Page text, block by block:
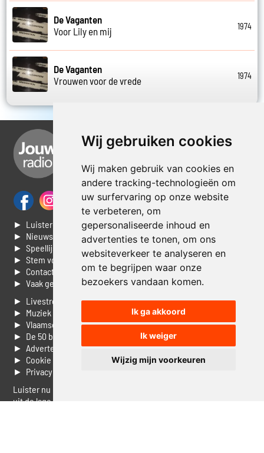
Wij gebruiken cookies
Wij maken gebruik van cookies en
andere tracking-technologieën om
uw surfervaring op onze website
te verbeteren, om
gepersonaliseerde inhoud en
advertenties te tonen, om ons
websiteverkeer te analyseren en
om te begrijpen waar onze
bezoekers vandaan komen.
Ik ga akkoord
Ik weiger
Wijzig mijn voorkeuren
De Vaganten
Voor Lily en mij
1974
De Vaganten
Vrouwen voor de vrede
1974
► Luisteren naar Jouwradio
► Nieuws
► Speellijst
► Stem voor de Dag top 3
► Contacteer ons
► Vaak gestelde vragen
► Livestream informatie
► Muziek opzoeken
► Vlaamse 100 Aller tijden
► De 50 beste van...
► Adverteren op Jouwradio
► Cookie voorkeuren wijzigen
► Privacyinformatie
Luister nu naar Jouwradio! De beste Nederlandstalige muziek
uit de lage landen hoor je hier al 20 jaar. In digitale kwaliteit op je